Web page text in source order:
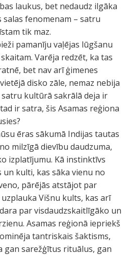
laukus, bet nedaudz ilgāka
fenomenam – satru
tik maz.
pamanīju vaļējas lūgšanu
Varēja redzēt, ka tas
bet nav arī ģimenes
disko zāle, nemaz nebija
kultūrā sakrālā deja ir
ir satra, šis Asamas reģiona
ēras sākumā Indijas tautas
milzīgā dievību daudzuma,
izplatījumu. Kā instinktīvs
kulti, kas sāka vienu no
pārējās atstājot par
Višnu kults, kas arī
par visdaudzskaitlīgāko un
Asamas reģionā iepriekš
tantriskais šaktisms,
gan sarežģītus rituālus, gan